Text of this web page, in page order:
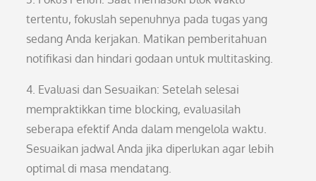
tertentu, fokuslah sepenuhnya pada tugas yang
sedang Anda kerjakan. Matikan pemberitahuan
notifikasi dan hindari godaan untuk multitasking.
4. Evaluasi dan Sesuaikan: Setelah selesai
mempraktikkan time blocking, evaluasilah
seberapa efektif Anda dalam mengelola waktu.
Sesuaikan jadwal Anda jika diperlukan agar lebih
optimal di masa mendatang.